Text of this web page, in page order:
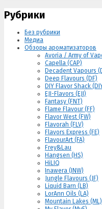
Рубрики
Без рубрики
Медиа
Обзоры ароматизаторов
Avoria / Army of
Capella (CAP)
Decadent Vapours
Deep Flavours (DF)
DIY Flavor Shack
EJI-Flavors (EJI)
Fantasy (FNT)
Flame Flavour (FF)
Flavor West (FW)
Flavorah (FLV)
Flavors Express (FE)
FlavourArt (FA)
Frey&Lau
Hangsen (HS)
HiLIQ
Inawera (INW)
Jungle Flavours (JF)
Liquid Barn (LB)
LorAnn Oils (LA)
Mountain Lakes (ML)